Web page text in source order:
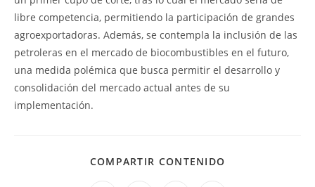
libre competencia, permitiendo la participación de grandes
agroexportadoras. Además, se contempla la inclusión de las
petroleras en el mercado de biocombustibles en el futuro,
una medida polémica que busca permitir el desarrollo y
consolidación del mercado actual antes de su
implementación.
COMPARTIR CONTENIDO